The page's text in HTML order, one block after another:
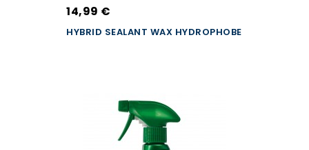
14,99 €
HYBRID SEALANT WAX HYDROPHOBE